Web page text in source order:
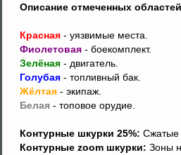
Описание отмеченных
Красная - уязвимые места.
Фиолетовая - боекомплект.
Зелёная - двигатель.
Голубая - топливный бак.
Жёлтая - экипаж.
Белая - топовое орудие.
Контурные шкурки 25%: Сжатые
Контурные zoom шкурки: Зоны